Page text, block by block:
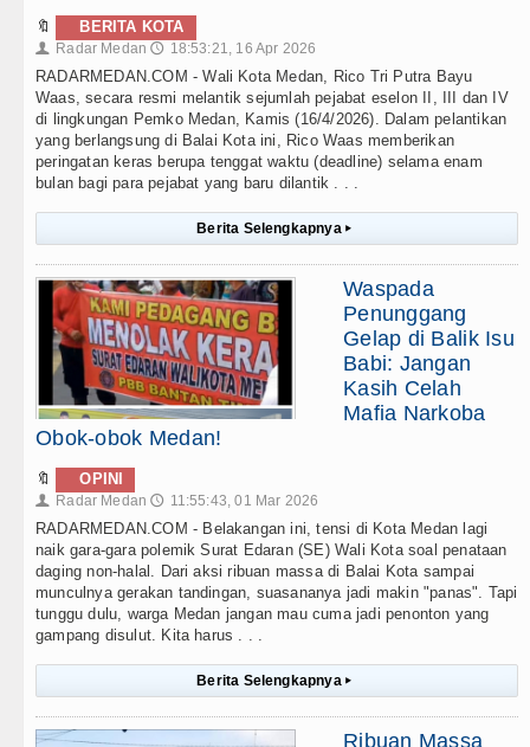
🔖 BERITA KOTA
👤 Radar Medan 🕔 18:53:21, 16 Apr 2026
RADARMEDAN.COM - Wali Kota Medan, Rico Tri Putra Bayu
Waas, secara resmi melantik sejumlah pejabat eselon II, III dan IV
di lingkungan Pemko Medan, Kamis (16/4/2026). Dalam pelantikan
yang berlangsung di Balai Kota ini, Rico Waas memberikan
peringatan keras berupa tenggat waktu (deadline) selama enam
bulan bagi para pejabat yang baru dilantik . . .
Berita Selengkapnya ▸
Waspada
Penunggang
Gelap di Balik Isu
Babi: Jangan
Kasih Celah
Mafia Narkoba
Obok-obok Medan!
🔖 OPINI
👤 Radar Medan 🕔 11:55:43, 01 Mar 2026
RADARMEDAN.COM - Belakangan ini, tensi di Kota Medan lagi
naik gara-gara polemik Surat Edaran (SE) Wali Kota soal penataan
daging non-halal. Dari aksi ribuan massa di Balai Kota sampai
munculnya gerakan tandingan, suasananya jadi makin "panas". Tapi
tunggu dulu, warga Medan jangan mau cuma jadi penonton yang
gampang disulut. Kita harus . . .
Berita Selengkapnya ▸
Ribuan Massa